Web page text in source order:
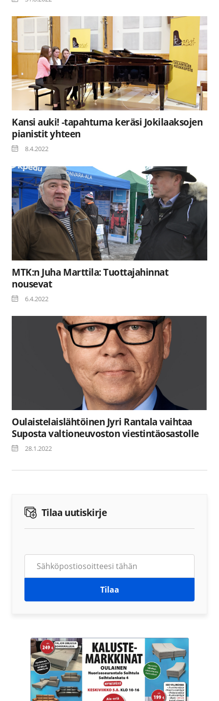
Kansi auki! -tapahtuma keräsi Jokilaaksojen
pianistit yhteen
8.4.2022
MTK:n Juha Marttila: Tuottajahinnat
nousevat
6.4.2022
Oulaistelaislähtöinen Jyri Rantala vaihtaa
Suposta valtioneuvoston viestintäosastolle
28.1.2022
Tilaa uutiskirje
Tilaa